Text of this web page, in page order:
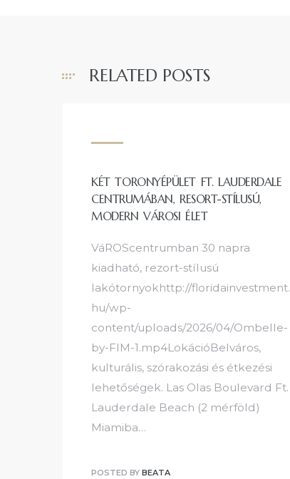
RELATED POSTS
KÉT TORONYÉPÜLET FT. LAUDERDALE
CENTRUMÁBAN, RESORT-STÍLUSÚ,
MODERN VÁROSI ÉLET
VáROScentrumban 30 napra
kiadható, rezort-stílusú
lakótornyokhttp://floridainvestment.
hu/wp-
content/uploads/2026/04/Ombelle-
by-FIM-1.mp4LokációBelváros,
kulturális, szórakozási és étkezési
lehetőségek. Las Olas Boulevard Ft.
Lauderdale Beach (2 mérföld)
Miamiba…
POSTED BY BEATA